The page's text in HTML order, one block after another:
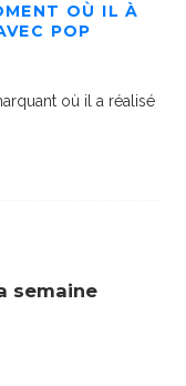
OÙ IL À
POP
où il a réalisé
semaine